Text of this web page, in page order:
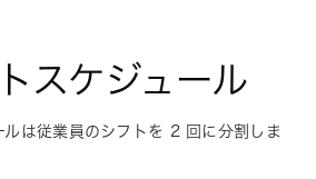
スケジュール
ルは従業員のシフトを 2 回に分割しま